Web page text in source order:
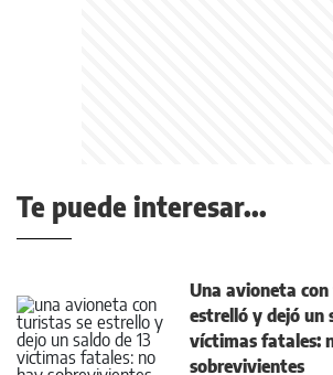
Te puede interesar...
Una avioneta
estrelló y dejó un
víctimas fatales:
sobrevivientes